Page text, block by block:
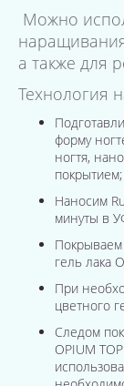
Можно
а также для
Технология
форму
ногтя,
покрытием;
Наносим
минуты в
гель лака
При
цветного
Следом
OPIUM